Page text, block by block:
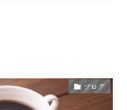
ブログ